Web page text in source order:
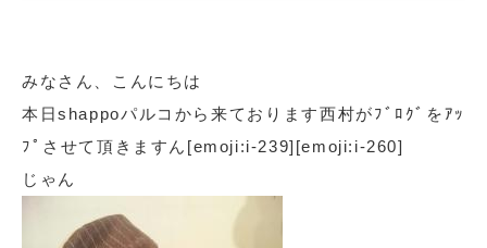
みなさん、こんにちは
本日shappoパルコから来ております西村がﾌﾞﾛｸﾞをｱｯ
ﾌﾟさせて頂きますん[emoji:i-239][emoji:i-260]
じゃん